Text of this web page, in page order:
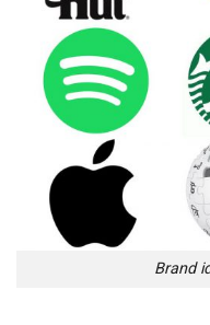
Brand